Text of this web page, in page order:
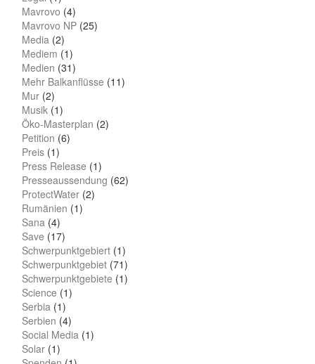
Mavrovo (4)
Mavrovo NP (25)
Media (2)
Mediem (1)
Medien (31)
Mehr Balkanflüsse (11)
Mur (2)
Musik (1)
Öko-Masterplan (2)
Petition (6)
Preis (1)
Press Release (1)
Presseaussendung (62)
ProtectWater (2)
Rumänien (1)
Sana (4)
Save (17)
Schwerpunktgebiert (1)
Schwerpunktgebiet (71)
Schwerpunktgebiete (1)
Science (1)
Serbia (1)
Serbien (4)
Social Media (1)
Solar (1)